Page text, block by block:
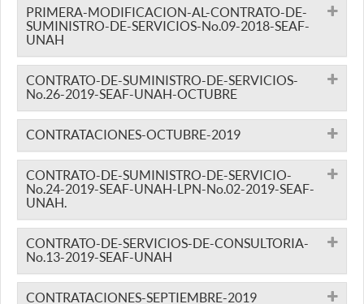
PRIMERA-MODIFICACION-AL-CONTRATO-DE-
SUMINISTRO-DE-SERVICIOS-No.09-2018-SEAF-
UNAH
CONTRATO-DE-SUMINISTRO-DE-SERVICIOS-
No.26-2019-SEAF-UNAH-OCTUBRE
CONTRATACIONES-OCTUBRE-2019
CONTRATO-DE-SUMINISTRO-DE-SERVICIO-
No.24-2019-SEAF-UNAH-LPN-No.02-2019-SEAF-
UNAH.
CONTRATO-DE-SERVICIOS-DE-CONSULTORIA-
No.13-2019-SEAF-UNAH
CONTRATACIONES-SEPTIEMBRE-2019